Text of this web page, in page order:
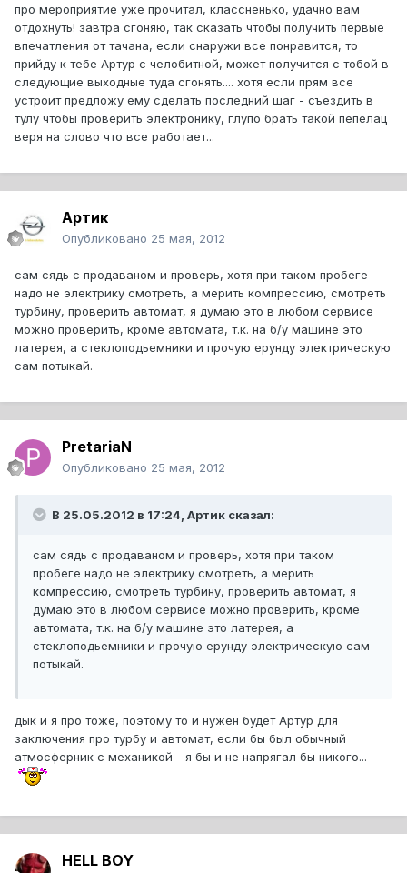
про мероприятие уже прочитал, классненько, удачно вам
отдохнуть! завтра сгоняю, так сказать чтобы получить первые
впечатления от тачана, если снаружи все понравится, то
прийду к тебе Артур с челобитной, может получится с тобой в
следующие выходные туда сгонять.... хотя если прям все
устроит предложу ему сделать последний шаг - съездить в
тулу чтобы проверить электронику, глупо брать такой пепелац
веря на слово что все работает...
Артик
Опубликовано 25 мая, 2012
сам сядь с продаваном и проверь, хотя при таком пробеге
надо не электрику смотреть, а мерить компрессию, смотреть
турбину, проверить автомат, я думаю это в любом сервисе
можно проверить, кроме автомата, т.к. на б/у машине это
латерея, а стеклоподьемники и прочую ерунду электрическую
сам потыкай.
PretariaN
Опубликовано 25 мая, 2012
В 25.05.2012 в 17:24, Артик сказал:
сам сядь с продаваном и проверь, хотя при таком
пробеге надо не электрику смотреть, а мерить
компрессию, смотреть турбину, проверить автомат, я
думаю это в любом сервисе можно проверить, кроме
автомата, т.к. на б/у машине это латерея, а
стеклоподьемники и прочую ерунду электрическую сам
потыкай.
дык и я про тоже, поэтому то и нужен будет Артур для
заключения про турбу и автомат, если бы был обычный
атмосферник с механикой - я бы и не напрягал бы никого...
HELL BOY